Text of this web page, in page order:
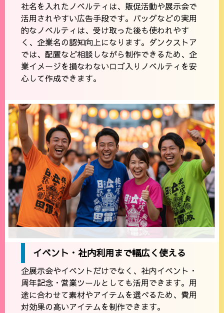
社名を入れたノベルティは、販促活動や展示会で
活用されやすい広告手段です。バッグなどの実用
的なノベルティは、受け取った後も使われやす
く、企業名の認知向上になります。ダンクストア
では、配置など相談しながら制作できるため、企
業イメージを損なわないロゴ入りノベルティを安
心して作成できます。
イベント・社内利用まで幅広く使える
企展示会やイベントだけでなく、社内イベント・
周年記念・営業ツールとしても活用できます。用
途に合わせて素材やアイテムを選べるため、費用
対効果の高いアイテムを制作できます。